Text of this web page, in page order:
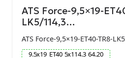
ATS Force-9,5×19-
LK5/114,3…
ATS Force-9,5×19-ET40-TR8-
9.5x19 ET40 5x114.3 64.20